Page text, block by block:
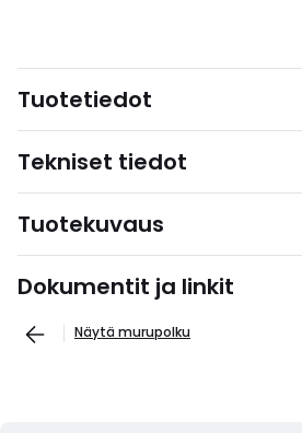
Tuotetiedot
Tekniset tiedot
Tuotekuvaus
Dokumentit ja linkit
Näytä murupolku